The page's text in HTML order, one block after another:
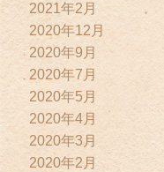
2021年2月
2020年12月
2020年9月
2020年7月
2020年5月
2020年4月
2020年3月
2020年2月